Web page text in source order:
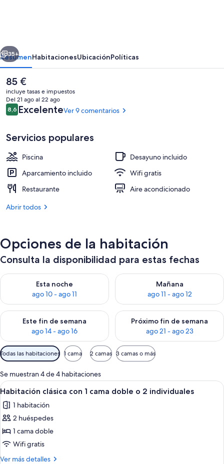
&
Resort
Exterior
Siguiente
35+
ResumenHabitacionesUbicaciónPolíticas
El
precio
actual
es
de
85 €
incluye tasas e impuestos
Del 21 ago al 22 ago
Comentarios
8,68,6 de 10
ExcelenteVer 9 comentarios
Servicios populares
Piscina
Desayuno incluido
Aparcamiento incluido
Wifi gratis
Restaurante
Aire acondicionado
Abrir todos
Opciones de la habitación
Consulta la disponibilidad para estas fechas
Esta noche
ago 10 - ago 11
Consulta la disponibilidad para esta noche, ago 10 - ago 11
Mañana
ago 11 - ago 12
Consulta la disponibilidad
Este fin de semana
ago 14 - ago 16
Consulta la disponibilidad para este fin de semana, ago 14 -
Próximo fin de semana
ago 21 - ago 23
Consulta la disponibilidad
Filtros
disponibles
para
las
habitaciones
Todas las habitaciones 1 cama 2 camas 3 camas o más
Se muestran 4 de 4 habitaciones
Abrir
todas
las
fotos
de
Habitación
clásica
Un dormitorio con una cama, un
4
Habitación clásica con 1 cama doble o 2 individuales
1 habitación
2 huéspedes
1 cama doble
Wifi gratis
Ver más detalles
Más